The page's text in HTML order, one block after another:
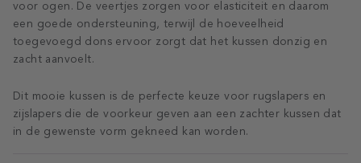
voor ogen. De veertjes zorgen voor elasticiteit en daarom
een goede ondersteuning, terwijl de hoeveelheid
toegevoegd dons ervoor zorgt dat het kussen donzig en
zacht aanvoelt.
Dit mooie kussen is de perfecte keuze voor rugslapers en
zijslapers die de voorkeur geven aan een zachter kussen dat
in de gewenste vorm gekneed kan worden.